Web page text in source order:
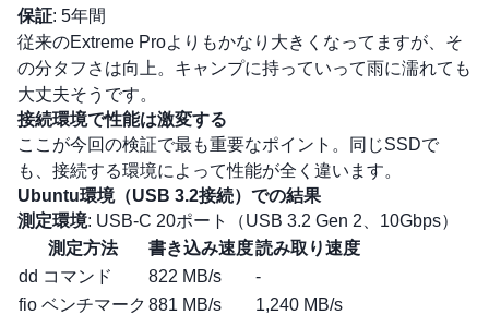
保証: 5年間
従来のExtreme Proよりもかなり大きくなってますが、そ
の分タフさは向上。キャンプに持っていって雨に濡れても
大丈夫そうです。
接続環境で性能は激変する
ここが今回の検証で最も重要なポイント。同じSSDで
も、接続する環境によって性能が全く違います。
Ubuntu環境（USB 3.2接続）での結果
測定環境: USB-C 20ポート（USB 3.2 Gen 2、10Gbps）
測定方法
書き込み速度読み取り速度
dd コマンド
822 MB/s
-
fio ベンチマーク 881 MB/s
1,240 MB/s